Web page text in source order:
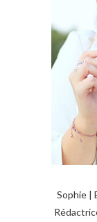
Sophie |